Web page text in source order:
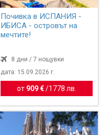
Почивка в ИСПАНИЯ -
ИБИСА - островът на
мечтите!
8 дни / 7 нощувки
дата: 15.09.2026 г.
от 909 €/ 1778 лв.